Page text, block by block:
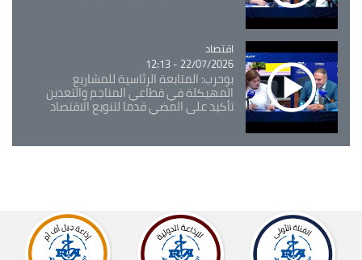
Catégorie
اقتصاد
22/07/2026 - 12:13
بوحرب: المتابعة الرئاسية للمشاريع
المهيكلة في قطاعي المناجم والتعدين
تأكيد على المضي قدما لتنويع الاقتصاد